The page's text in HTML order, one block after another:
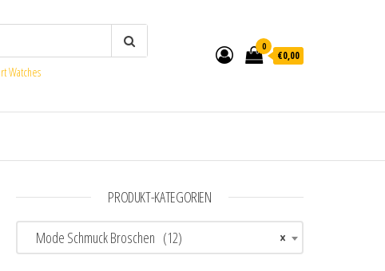
Watches
0
€0,00
PRODUKT-KATEGORIEN
×
Mode Schmuck Broschen (12)